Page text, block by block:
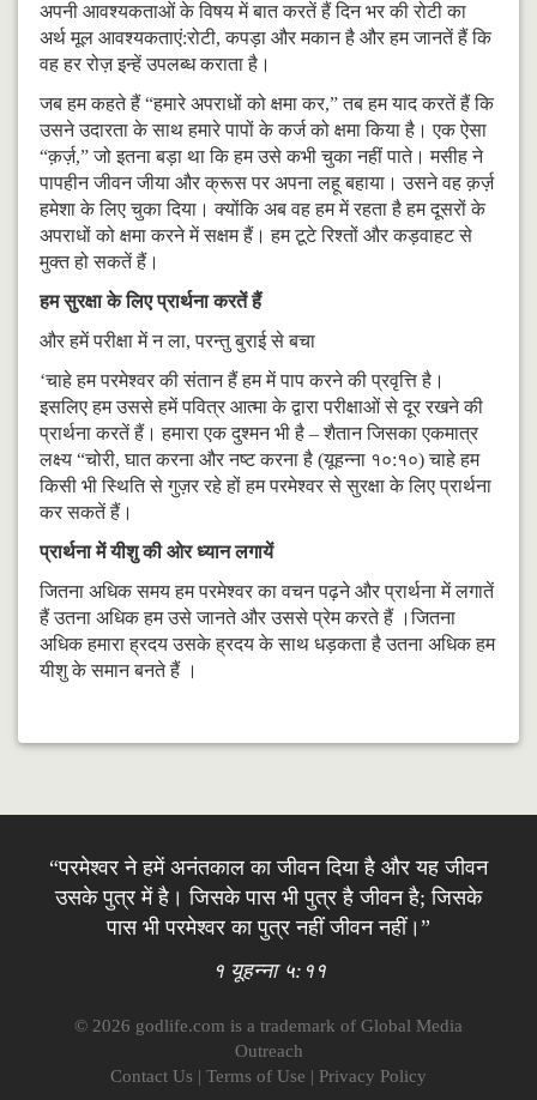
अपनी आवश्यकताओं के विषय में बात करतें हैं दिन भर की रोटी का
अर्थ मूल आवश्यकताएं:रोटी, कपड़ा और मकान है और हम जानतें हैं कि
वह हर रोज़ इन्हें उपलब्ध कराता है।
जब हम कहते हैं “हमारे अपराधों को क्षमा कर,” तब हम याद करतें हैं कि
उसने उदारता के साथ हमारे पापों के कर्ज को क्षमा किया है। एक ऐसा
“क़र्ज़,” जो इतना बड़ा था कि हम उसे कभी चुका नहीं पाते। मसीह ने
पापहीन जीवन जीया और क्रूस पर अपना लहू बहाया। उसने वह क़र्ज़
हमेशा के लिए चुका दिया। क्योंकि अब वह हम में रहता है हम दूसरों के
अपराधों को क्षमा करने में सक्षम हैं। हम टूटे रिश्तों और कड़वाहट से
मुक्त हो सकतें हैं।
हम सुरक्षा के लिए प्रार्थना करतें हैं
और हमें परीक्षा में न ला, परन्तु बुराई से बचा
‘चाहे हम परमेश्वर की संतान हैं हम में पाप करने की प्रवृत्ति है।
इसलिए हम उससे हमें पवित्र आत्मा के द्वारा परीक्षाओं से दूर रखने की
प्रार्थना करतें हैं। हमारा एक दुश्मन भी है – शैतान जिसका एकमात्र
लक्ष्य “चोरी, घात करना और नष्ट करना है (यूहन्ना १०:१०) चाहे हम
किसी भी स्थिति से गुज़र रहे हों हम परमेश्वर से सुरक्षा के लिए प्रार्थना
कर सकतें हैं।
प्रार्थना में यीशु की ओर ध्यान लगायें
जितना अधिक समय हम परमेश्वर का वचन पढ़ने और प्रार्थना में लगातें
हैं उतना अधिक हम उसे जानते और उससे प्रेम करते हैं ।जितना
अधिक हमारा ह्रदय उसके ह्रदय के साथ धड़कता है उतना अधिक हम
यीशु के समान बनते हैं ।
“परमेश्वर ने हमें अनंतकाल का जीवन दिया है और यह जीवन
उसके पुत्र में है। जिसके पास भी पुत्र है जीवन है; जिसके
पास भी परमेश्वर का पुत्र नहीं जीवन नहीं।”
१ यूहन्ना ५:११
© 2026 godlife.com is a trademark of Global Media
Outreach
Contact Us | Terms of Use | Privacy Policy